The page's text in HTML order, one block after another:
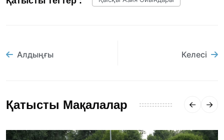
Алдыңғы Келесі
Қатысты Мақалалар